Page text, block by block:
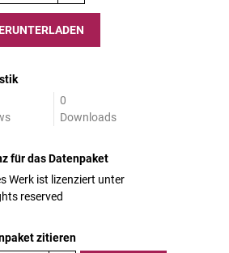
0
Downloads
für das Datenpaket
Werk ist lizenziert unter
reserved
zitieren